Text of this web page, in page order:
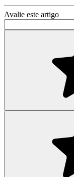
Avalie este artigo